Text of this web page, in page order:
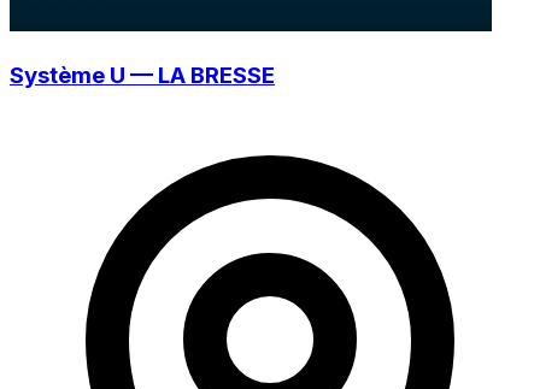
Système U — LA BRESSE